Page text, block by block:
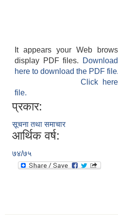
It appears your Web
display PDF files.
here to download the PDF file.
Click
file.
प्रकार:
सूचना तथा समाचार
आर्थिक वर्ष:
७४/७५